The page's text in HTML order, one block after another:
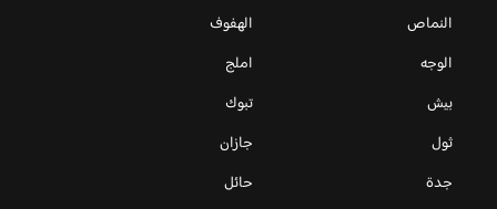
النماص
الهفوف
الوجه
املج
بيش
تبوك
ثول
جازان
جدة
حائل